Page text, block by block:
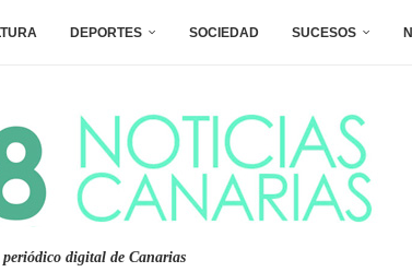
DEPORTES SOCIEDAD SUCESOS
digital de Canarias